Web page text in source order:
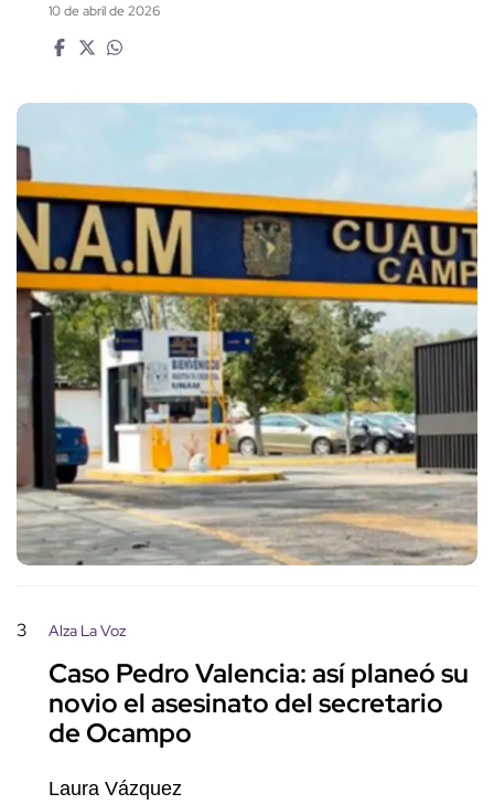
10 de abril de 2026
3 Alza La Voz
Caso Pedro Valencia: así planeó su
novio el asesinato del secretario
de Ocampo
Laura Vázquez